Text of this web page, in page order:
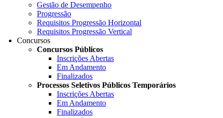
Gestão de Desempenho
Progressão
Requisitos Progressão Horizontal
Requisitos Progressão Vertical
Concursos
Concursos Públicos
Inscrições Abertas
Em Andamento
Finalizados
Processos Seletivos Públicos Temporários
Inscrições Abertas
Em Andamento
Finalizados